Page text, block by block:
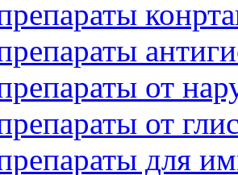
от
от
для